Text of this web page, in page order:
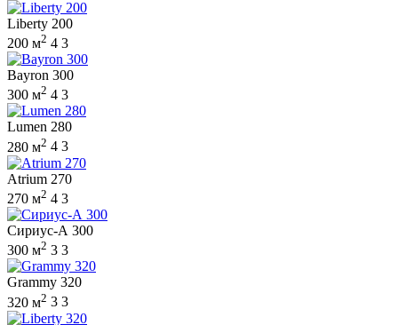
Liberty 200
200 м2 4 3
Bayron 300
300 м2 4 3
Lumen 280
280 м2 4 3
Atrium 270
270 м2 4 3
Сириус-А 300
300 м2 3 3
Grammy 320
320 м2 3 3